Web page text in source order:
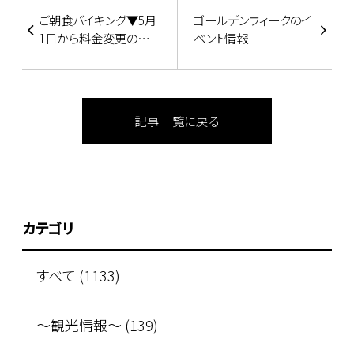
ご朝食バイキング▼5月
1日から料金変更のお
ゴールデンウィークのイ
ベント情報
記事一覧に戻る
カテゴリ
すべて (1133)
～観光情報～ (139)